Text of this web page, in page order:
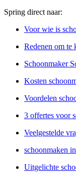
Spring direct naar:
Voor wie is
Redenen om te
Schoonmaker
Kosten
Voordelen
3 offertes voor
Veelgestelde
schoonmaken
Uitgelichte